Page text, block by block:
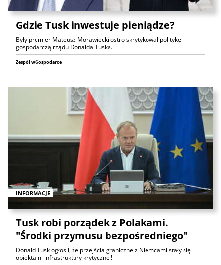
Gdzie Tusk inwestuje pieniądze?
Były premier Mateusz Morawiecki ostro skrytykował politykę
gospodarczą rządu Donalda Tuska.
Zespół wGospodarce
INFORMACJE
Tusk robi porządek z Polakami.
"Środki przymusu bezpośredniego"
Donald Tusk ogłosił, że przejścia graniczne z Niemcami stały się
obiektami infrastruktury krytycznej!